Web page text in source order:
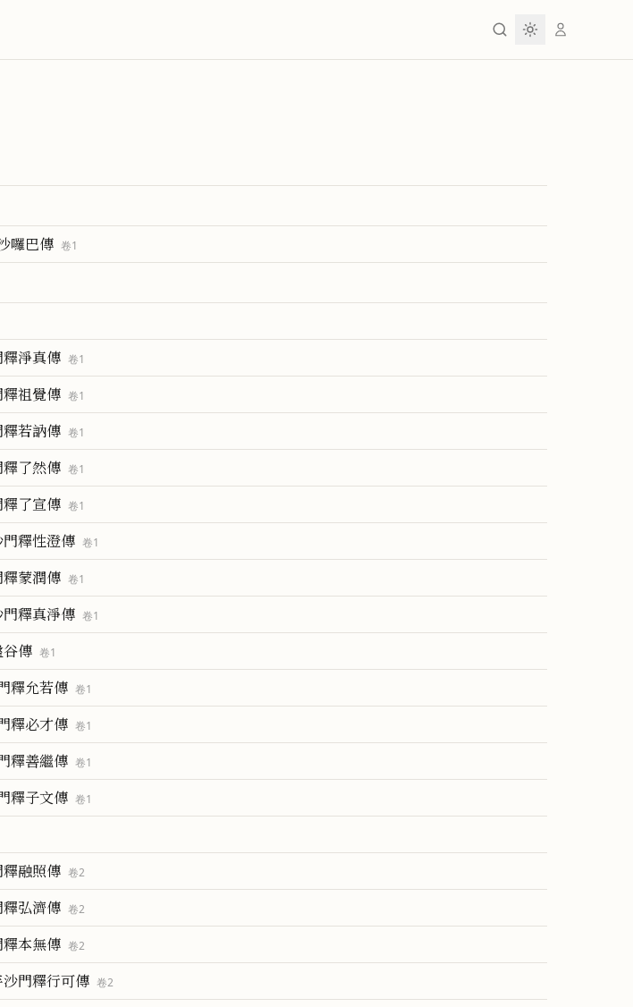
囉巴傳 卷1
釋淨真傳 卷1
祖覺傳 卷1
釋若訥傳 卷1
了然傳 卷1
了宣傳 卷1
釋性澄傳 卷1
蒙潤傳 卷1
釋真淨傳 卷1
谷傳 卷1
釋允若傳 卷1
釋必才傳 卷1
釋善繼傳 卷1
釋子文傳 卷1
釋融照傳 卷2
弘濟傳 卷2
釋本無傳 卷2
門釋行可傳 卷2